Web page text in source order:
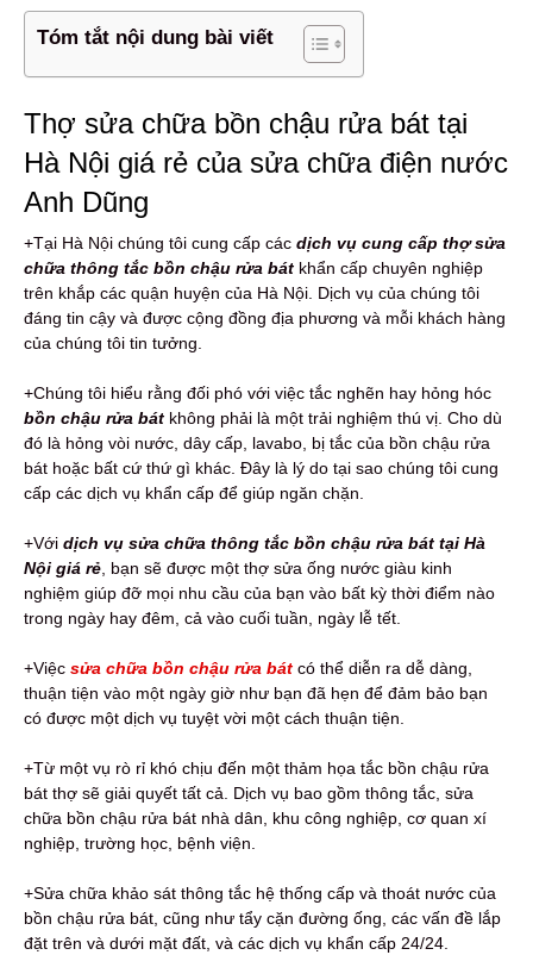
Tóm tắt nội dung bài viết
Thợ sửa chữa bồn chậu rửa bát tại
Hà Nội giá rẻ của sửa chữa điện nước
Anh Dũng
+Tại Hà Nội chúng tôi cung cấp các dịch vụ cung cấp thợ sửa
chữa thông tắc bồn chậu rửa bát khẩn cấp chuyên nghiệp
trên khắp các quận huyện của Hà Nội. Dịch vụ của chúng tôi
đáng tin cậy và được cộng đồng địa phương và mỗi khách hàng
của chúng tôi tin tưởng.
+Chúng tôi hiểu rằng đối phó với việc tắc nghẽn hay hỏng hóc
bồn chậu rửa bát không phải là một trải nghiệm thú vị. Cho dù
đó là hỏng vòi nước, dây cấp, lavabo, bị tắc của bồn chậu rửa
bát hoặc bất cứ thứ gì khác. Đây là lý do tại sao chúng tôi cung
cấp các dịch vụ khẩn cấp để giúp ngăn chặn.
+Với dịch vụ sửa chữa thông tắc bồn chậu rửa bát tại Hà
Nội giá rẻ , bạn sẽ được một thợ sửa ống nước giàu kinh
nghiệm giúp đỡ mọi nhu cầu của bạn vào bất kỳ thời điểm nào
trong ngày hay đêm, cả vào cuối tuần, ngày lễ tết.
+Việc sửa chữa bồn chậu rửa bát có thể diễn ra dễ dàng,
thuận tiện vào một ngày giờ như bạn đã hẹn để đảm bảo bạn
có được một dịch vụ tuyệt vời một cách thuận tiện.
+Từ một vụ rò rỉ khó chịu đến một thảm họa tắc bồn chậu rửa
bát thợ sẽ giải quyết tất cả. Dịch vụ bao gồm thông tắc, sửa
chữa bồn chậu rửa bát nhà dân, khu công nghiệp, cơ quan xí
nghiệp, trường học, bệnh viện.
+Sửa chữa khảo sát thông tắc hệ thống cấp và thoát nước của
bồn chậu rửa bát, cũng như tẩy cặn đường ống, các vấn đề lắp
đặt trên và dưới mặt đất, và các dịch vụ khẩn cấp 24/24.